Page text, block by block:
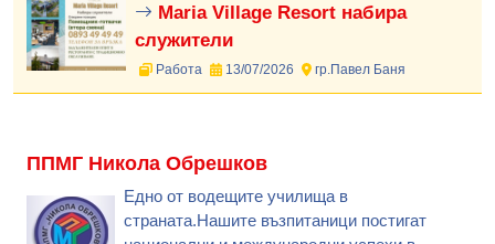
Maria Village Resort набира
служители
Работа 13/07/2026 гр.Павел Баня
ППМГ Никола Обрешков
Едно от водещите училища в
страната.Нашите възпитаници постигат